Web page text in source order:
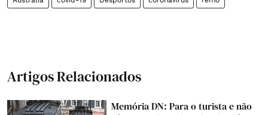
Artigos Relacionados
Memória DN: Para o turista e não